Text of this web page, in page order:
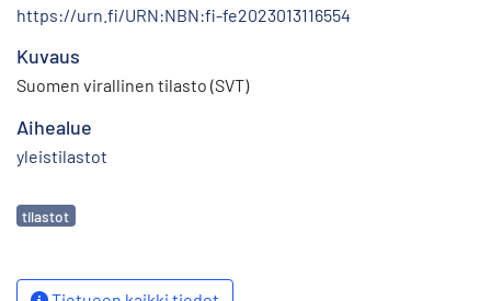
https://urn.fi/URN:NBN:fi-fe2023013116554
Kuvaus
Suomen virallinen tilasto (SVT)
Aihealue
yleistilastot
Avainsanat
tilastot